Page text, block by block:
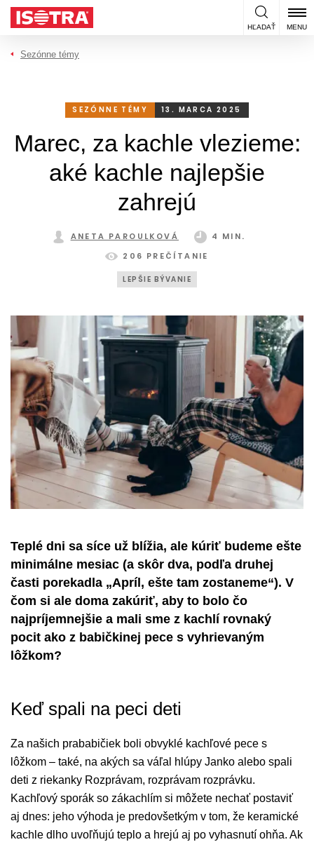
Preskočiť na obsah
HĽADAŤ MENU
Sezónne témy
SEZÓNNE TÉMY 13. MARCA 2025
Marec, za kachle vlezieme:
aké kachle najlepšie
zahrejú
ANETA PAROULKOVÁ
4 MIN.
206 PREČÍTANIE
LEPŠIE BÝVANIE
Teplé dni sa síce už blížia, ale kúriť budeme ešte
minimálne mesiac (a skôr dva, podľa druhej
časti porekadla „Apríl, ešte tam zostaneme“). V
čom si ale doma zakúriť, aby to bolo čo
najpríjemnejšie a mali sme z kachlí rovnaký
pocit ako z babičkinej pece s vyhrievaným
lôžkom?
Keď spali na peci deti
Za našich prababičiek boli obvyklé kachľové pece s
lôžkom – také, na akých sa váľal hlúpy Janko alebo spali
deti z riekanky Rozprávam, rozprávam rozprávku.
Kachľový sporák so zákachlím si môžete nechať postaviť
aj dnes: jeho výhoda je predovšetkým v tom, že keramické
kachle dlho uvoľňujú teplo a hrejú aj po vyhasnutí ohňa. Ak